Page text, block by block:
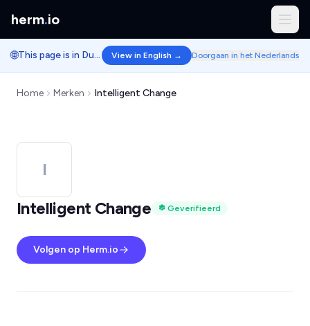
herm.io
🌐 This page is in Dutch. View in English → Doorgaan in het Nederlands
Home Merken Intelligent Change
I
Intelligent Change
Geverifieerd
Volgen op Herm.io